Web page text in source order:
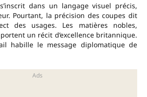
dans un langage visuel précis,
Pourtant, la précision des coupes dit
des usages. Les matières nobles,
un récit d’excellence britannique.
habille le message diplomatique de